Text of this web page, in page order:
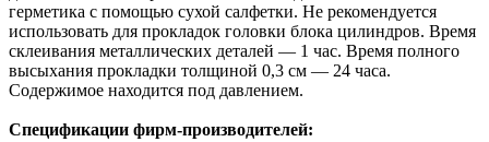
герметика с помощью сухой салфетки. Не рекомендуется
использовать для прокладок головки блока цилиндров. Время
склеивания металлических деталей — 1 час. Время полного
высыхания прокладки толщиной 0,3 см — 24 часа.
Содержимое находится под давлением.
Спецификации фирм-производителей: